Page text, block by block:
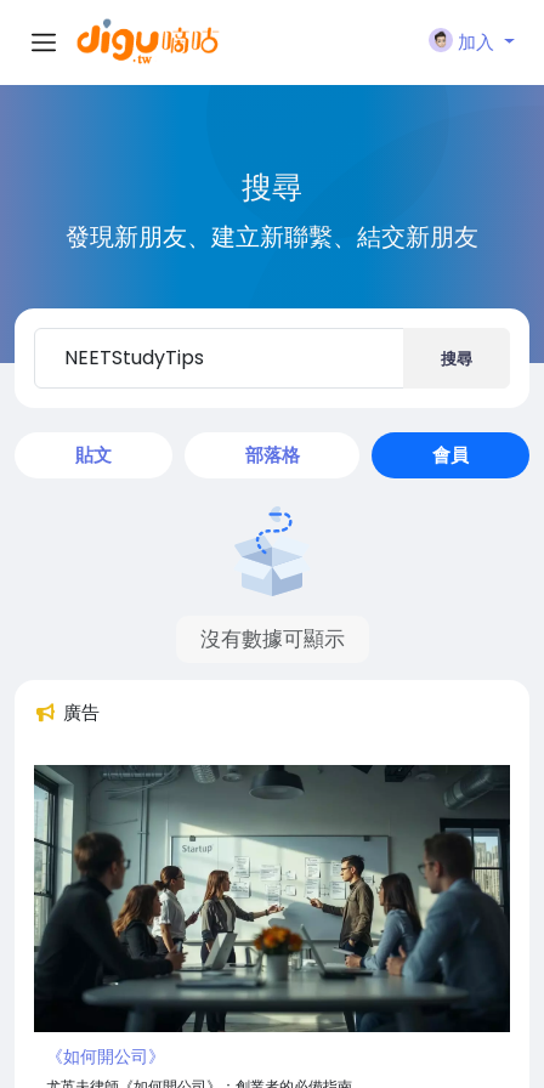
加入
搜尋
發現新朋友、建立新聯繫、結交新朋友
搜尋
貼文 部落格 會員
沒有數據可顯示
廣告
《如何開公司》